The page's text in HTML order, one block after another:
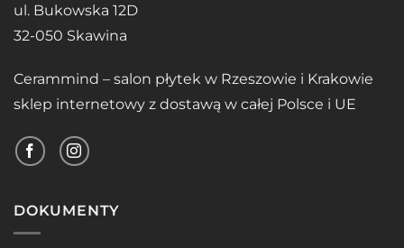
ul. Bukowska 12D
32-050 Skawina
Cerammind – salon płytek w Rzeszowie i Krakowie
sklep internetowy z dostawą w całej Polsce i UE
DOKUMENTY